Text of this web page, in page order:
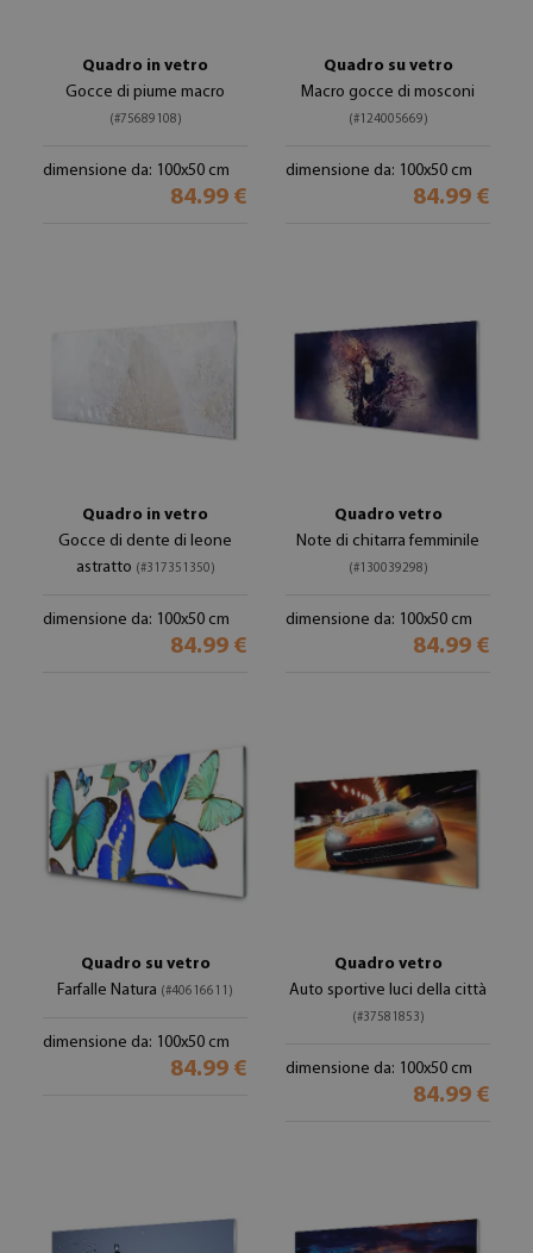
Quadro in vetro
Gocce di piume macro
(#75689108)
dimensione da: 100x50 cm
84.99 €
Quadro su vetro
Macro gocce di mosconi
(#124005669)
dimensione da: 100x50 cm
84.99 €
Quadro in vetro
Gocce di dente di leone
astratto (#317351350)
dimensione da: 100x50 cm
84.99 €
Quadro vetro
Note di chitarra femminile
(#130039298)
dimensione da: 100x50 cm
84.99 €
Quadro su vetro
Farfalle Natura (#40616611)
dimensione da: 100x50 cm
84.99 €
Quadro vetro
Auto sportive luci della città
(#37581853)
dimensione da: 100x50 cm
84.99 €